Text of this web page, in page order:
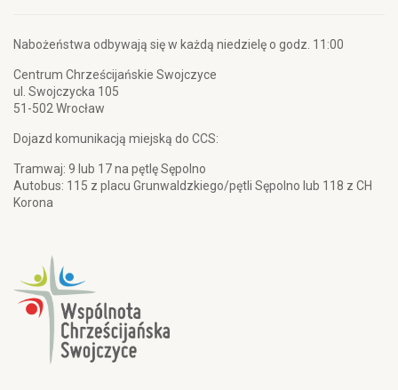
Nabożeństwa odbywają się w każdą niedzielę o godz. 11:00
Centrum Chrześcijańskie Swojczyce
ul. Swojczycka 105
51-502 Wrocław
Dojazd komunikacją miejską do CCS:
Tramwaj: 9 lub 17 na pętlę Sępolno
Autobus: 115 z placu Grunwaldzkiego/pętli Sępolno lub 118 z CH
Korona